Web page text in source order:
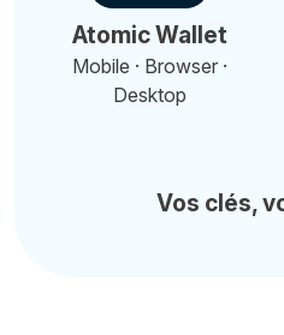
Atomic Wallet
Mobile · Browser ·
Desktop
Vos clés,